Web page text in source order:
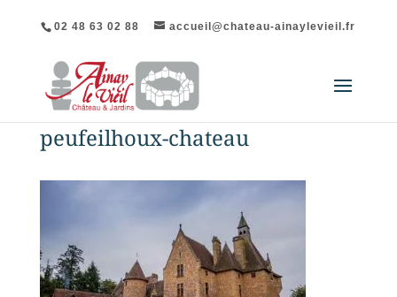
02 48 63 02 88 accueil@chateau-ainaylevieil.fr
peufeilhoux-chateau